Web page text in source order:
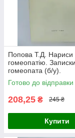
Попова Т.Д. Нариси
гомеопатію.
гомеопата (б/у).
Готово до відправки
208,25 ₴ 245 ₴
Купити